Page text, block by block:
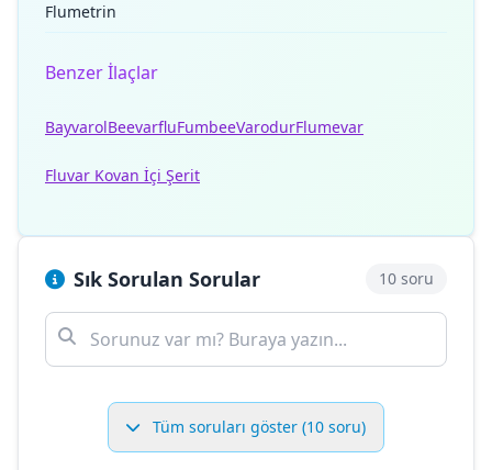
Flumetrin
Benzer İlaçlar
BayvarolBeevarfluFumbeeVarodurFlumevar
Fluvar Kovan İçi Şerit
Sık Sorulan Sorular 10 soru
Tüm soruları göster (10 soru)